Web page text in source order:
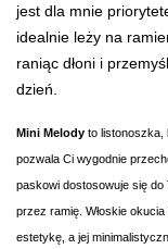
jest dla mnie
idealnie leży na
raniąc dłoni i
dzień.
Mini Melody to listonoszka,
pozwala Ci wygodnie
paskowi dostosowuje się
przez ramię. Włoskie
estetykę, a jej